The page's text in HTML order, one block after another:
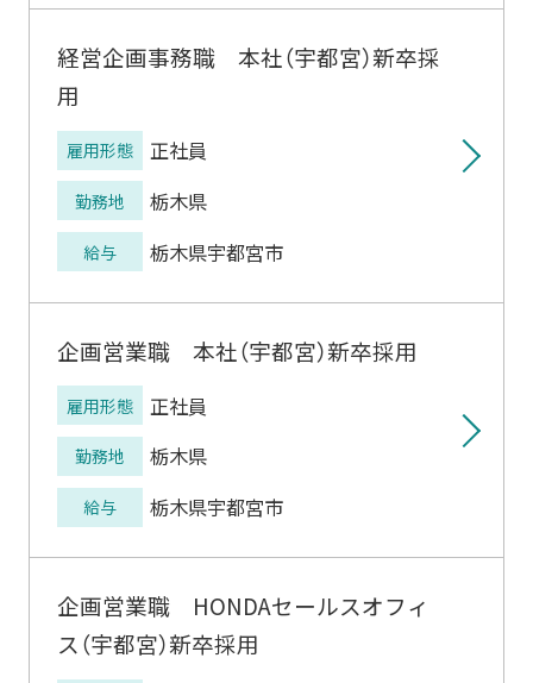
経営企画事務職 本社（宇都宮）新卒採
用
雇用形態 正社員
勤務地 栃木県
給与 栃木県宇都宮市
企画営業職 本社（宇都宮）新卒採用
雇用形態 正社員
勤務地 栃木県
給与 栃木県宇都宮市
企画営業職 HONDAセールスオフィ
ス（宇都宮）新卒採用